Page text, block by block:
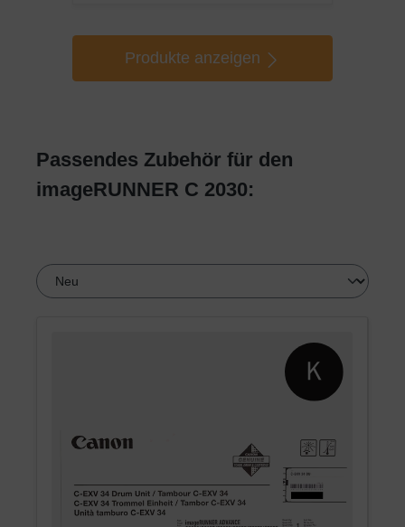
Produkte anzeigen
Passendes Zubehör für den
imageRUNNER C 2030: